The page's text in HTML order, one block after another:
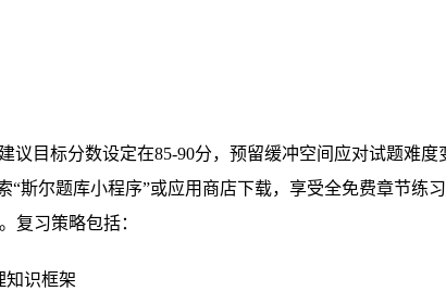
议目标分数设定在85-90分，预留缓冲空间应对试题难度
斯尔题库小程序”或应用商店下载，享受全免费章节练
复习策略包括：
知识框架